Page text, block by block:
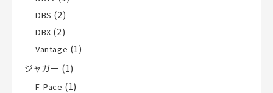
DBS (2)
DBX (2)
Vantage (1)
ジャガー (1)
F-Pace (1)